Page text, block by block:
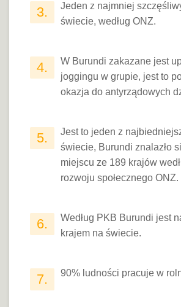
3.
Jeden z najmniej
świecie, według ONZ.
4.
W Burundi zakazane jest
joggingu w grupie, jest to
okazja do antyrządowych
5.
Jest to jeden z
świecie, Burundi znalazło
miejscu ze 189 krajów
rozwoju społecznego ONZ.
6.
Według PKB Burundi jest
krajem na świecie.
7. 90% ludności pracuje w